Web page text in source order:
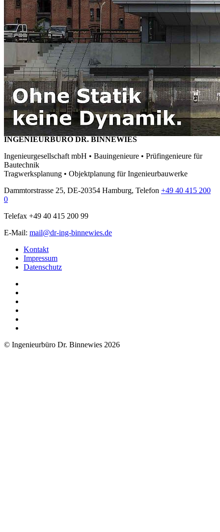
INGENIEURBÜRO DR. BINNEWIES
Ingenieurgesellschaft mbH • Bauingenieure • Prüfingenieure für
Bautechnik
Tragwerksplanung • Objektplanung für Ingenieurbauwerke
Dammtorstrasse 25, DE-20354 Hamburg, Telefon +49 40 415 200
0
Telefax +49 40 415 200 99
E-Mail: mail@dr-ing-binnewies.de
Kontakt
Impressum
Datenschutz
© Ingenieurbüro Dr. Binnewies 2026